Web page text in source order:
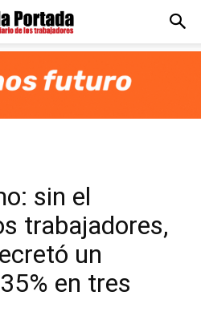
sin el
trabajadores,
un
en tres